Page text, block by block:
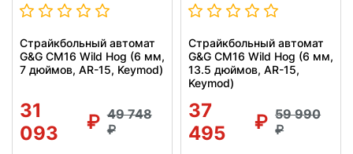
Страйкбольный автомат
G&G CM16 Wild Hog (6 мм,
7 дюймов, AR-15, Keymod)
31
093
49 748
Страйкбольный автомат
G&G CM16 Wild Hog (6 мм,
13.5 дюймов, AR-15,
Keymod)
37
495
59 990